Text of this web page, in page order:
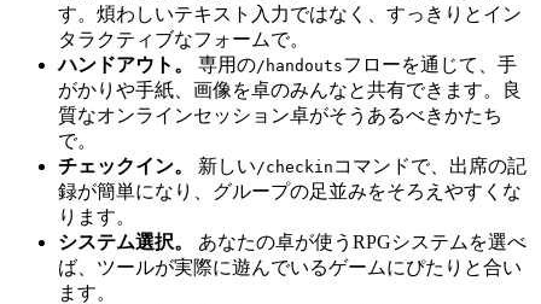
す。煩わしいテキスト入力ではなく、すっきりとイン
タラクティブなフォームで。
ハンドアウト。
専用の/handoutsフローを通じて、手
がかりや手紙、画像を卓のみんなと共有できます。良
質なオンラインセッション卓がそうあるべきかたち
で。
チェックイン。
新しい /checkin コマンドで、出席の記
録が簡単になり、グループの足並みをそろえやすくな
ります。
システム選択。
あなたの卓が使うRPGシステムを選べ
ば、ツールが実際に遊んでいるゲームにぴたりと合い
ます。